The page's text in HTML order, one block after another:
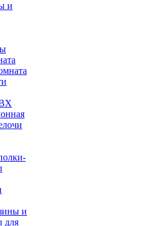
и
и
для